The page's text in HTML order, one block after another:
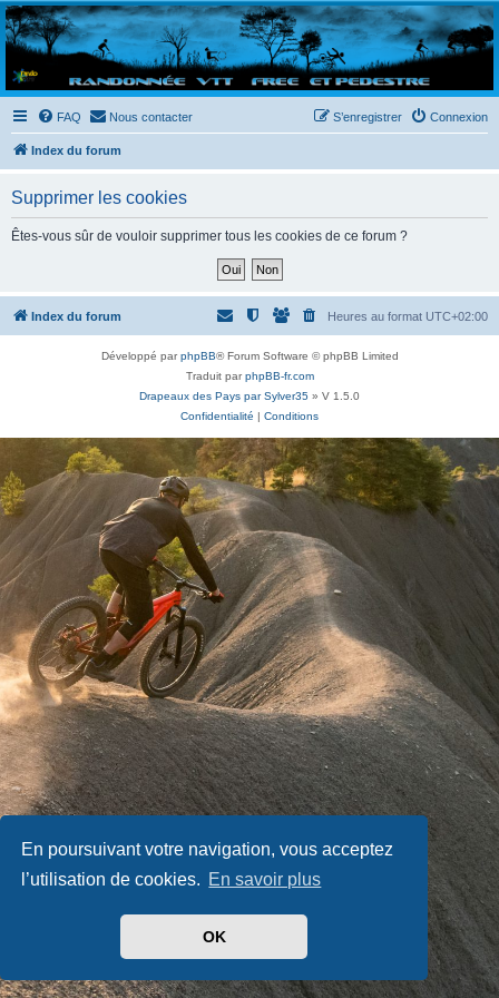
En poursuivant votre navigation, vous acceptez
l’utilisation de cookies. En savoir plus
OK
Randovttfree.fr
Bienvenue sur le site des randos vtt et pédestre de Bretagne . Bonne navigation sur le site
et bonnes randos dans l'Ouest !
FAQ Nous contacter Connexion
S’enregistrer
Index du forum
Supprimer les cookies
Êtes-vous sûr de vouloir supprimer tous les cookies de ce forum ?
Index du forum Heures au format UTC+02:00
Développé parphpBB® Forum Software © phpBB Limited
Traduit parphpBB-fr.com
Drapeaux des Pays par Sylver35 » V 1.5.0
Confidentialité | Conditions